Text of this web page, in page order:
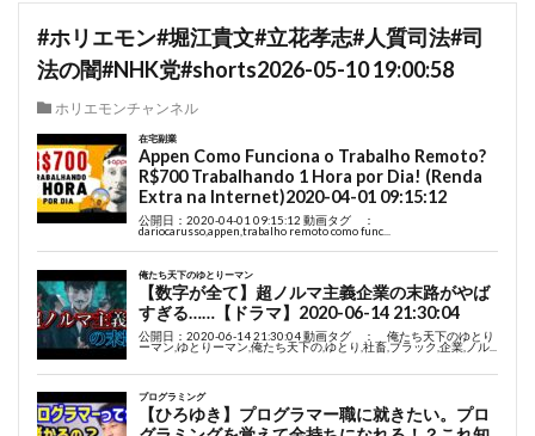
#ホリエモン#堀江貴文#立花孝志#人質司法#司
法の闇#NHK党#shorts2026-05-10 19:00:58
ホリエモンチャンネル